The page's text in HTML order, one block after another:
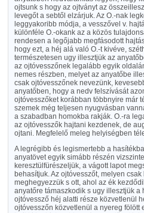
ojtsunk s hogy az ojtványt az
levegőt a sebtől elzárjuk. Az O.-nak
leggyakoribb módja, a vesszővel v.
különféle O.-okank az a közös
rendesen a legőjabb megfásodott
hogy ezt, a héj alá való O.-t kivéve,
természetesen ugy illesztjük az
az ojtóvesszőnek legalább egyik
nemes részben, melyet az anyatőbe
csak ojtóvesszőnek nevezünk,
anyatőben, hogy a nedv felszívását
ojtóvesszőket korábban többnyire már
szemek még teljesen nyugvásban
a szabadban homokba rakják. O.-ra
az ojtóvesszők hajtani kezdenek, de
ojtani. Megfelelő meleg helyiségben
A legrégibb és legismertebb a
anyatövet egyik simább részén
keresztülfürészeljük, a vágott lapot
behasítjuk. Az ojtóvesszőt, melyen
meghegyezzük s ott, ahol az ék
anyatőre támaszkodik s ugy illesztjük
ojtóvessző héj alatti része közvetlenül
ojtóvesszőn közvetlenül a nyereg fölött